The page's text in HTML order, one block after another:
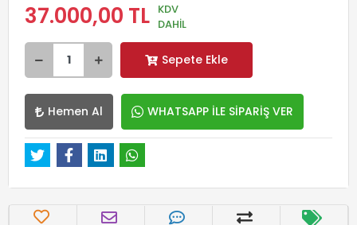
37.000,00 TL KDV
DAHİL
Sepete Ekle
Hemen Al WHATSAPP İLE SİPARİŞ VER